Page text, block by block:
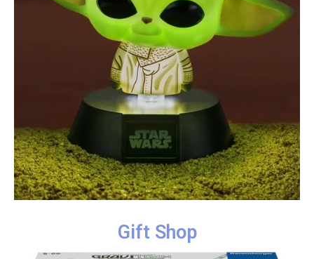
Gift Shop